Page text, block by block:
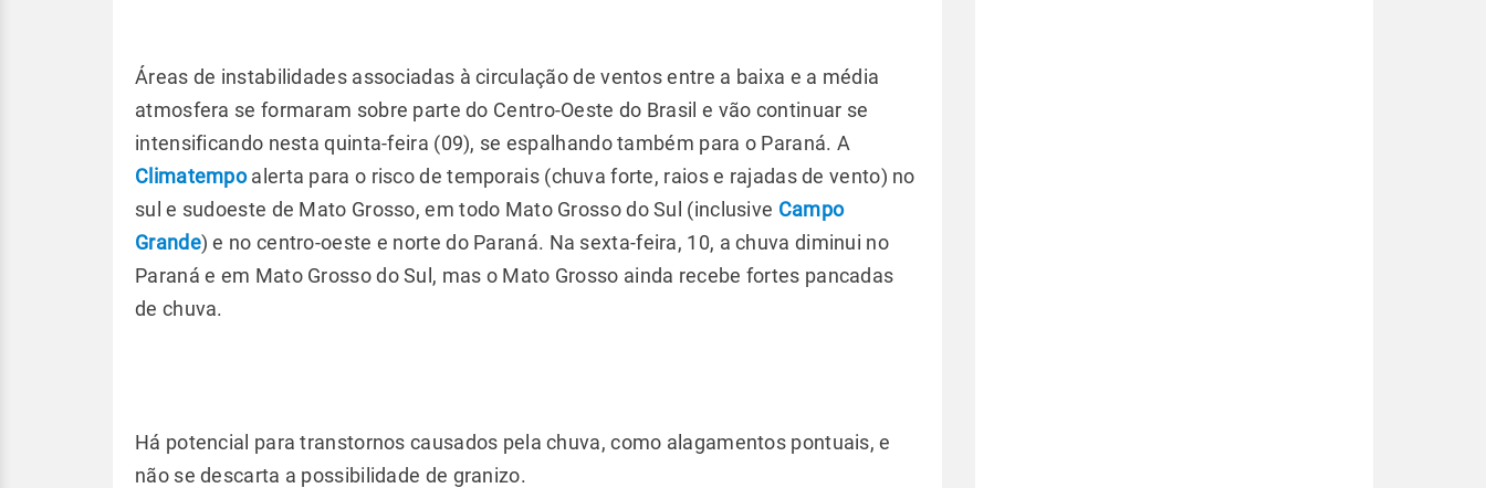
Áreas de instabilidades associadas à circulação de ventos entre a baixa e a média
atmosfera se formaram sobre parte do Centro-Oeste do Brasil e vão continuar se
intensificando nesta quinta-feira (09), se espalhando também para o Paraná. A
Climatempoalerta para o risco de temporais (chuva forte, raios e rajadas de vento) no
sul e sudoeste de Mato Grosso, em todo Mato Grosso do Sul (inclusive Campo
Grande) e no centro-oeste e norte do Paraná. Na sexta-feira, 10, a chuva diminui no
Paraná e em Mato Grosso do Sul, mas o Mato Grosso ainda recebe fortes pancadas
de chuva.
Há potencial para transtornos causados pela chuva, como alagamentos pontuais, e
não se descarta a possibilidade de granizo.